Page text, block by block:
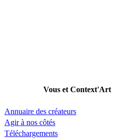
Vous et Context'Art
Annuaire des créateurs
Agir à nos côtés
Téléchargements